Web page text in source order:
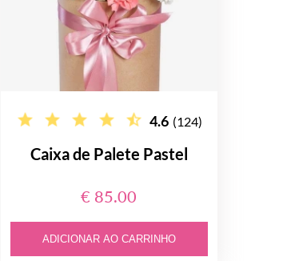
4.6 (124)
Caixa de Palete Pastel
€ 85.00
ADICIONAR AO CARRINHO